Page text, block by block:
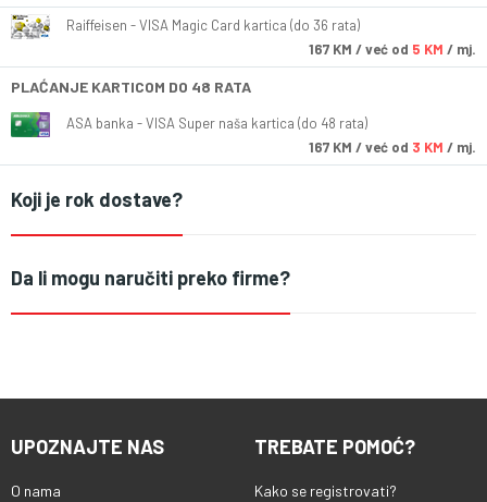
Raiffeisen - VISA Magic Card kartica (do 36 rata)
167 KM / već od 5 KM / mj.
PLAĆANJE KARTICOM DO 48 RATA
ASA banka - VISA Super naša kartica (do 48 rata)
167 KM / već od 3 KM / mj.
Koji je rok dostave?
Da li mogu naručiti preko firme?
UPOZNAJTE NAS
O nama
TREBATE POMOĆ?
Kako se registrovati?